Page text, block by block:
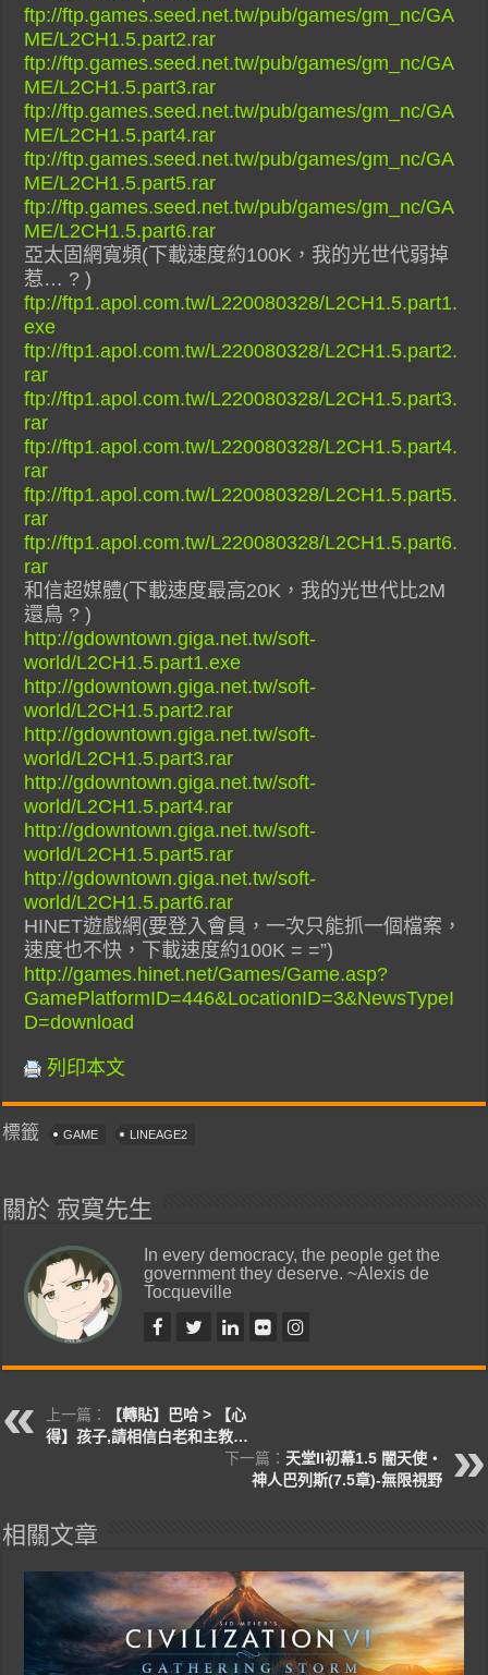
ftp://ftp.games.seed.net.tw/pub/games/gm_nc/GA
ME/L2CH1.5.part2.rar
ftp://ftp.games.seed.net.tw/pub/games/gm_nc/GA
ME/L2CH1.5.part3.rar
ftp://ftp.games.seed.net.tw/pub/games/gm_nc/GA
ME/L2CH1.5.part4.rar
ftp://ftp.games.seed.net.tw/pub/games/gm_nc/GA
ME/L2CH1.5.part5.rar
ftp://ftp.games.seed.net.tw/pub/games/gm_nc/GA
ME/L2CH1.5.part6.rar
亞太固網寬頻(下載速度約100K，我的光世代弱掉
惹… ? )
ftp://ftp1.apol.com.tw/L220080328/L2CH1.5.part1.
exe
ftp://ftp1.apol.com.tw/L220080328/L2CH1.5.part2.
rar
ftp://ftp1.apol.com.tw/L220080328/L2CH1.5.part3.
rar
ftp://ftp1.apol.com.tw/L220080328/L2CH1.5.part4.
rar
ftp://ftp1.apol.com.tw/L220080328/L2CH1.5.part5.
rar
ftp://ftp1.apol.com.tw/L220080328/L2CH1.5.part6.
rar
和信超媒體(下載速度最高20K，我的光世代比2M
還鳥 ? )
http://gdowntown.giga.net.tw/soft-
world/L2CH1.5.part1.exe
http://gdowntown.giga.net.tw/soft-
world/L2CH1.5.part2.rar
http://gdowntown.giga.net.tw/soft-
world/L2CH1.5.part3.rar
http://gdowntown.giga.net.tw/soft-
world/L2CH1.5.part4.rar
http://gdowntown.giga.net.tw/soft-
world/L2CH1.5.part5.rar
http://gdowntown.giga.net.tw/soft-
world/L2CH1.5.part6.rar
HINET遊戲網(要登入會員，一次只能抓一個檔案，
速度也不快，下載速度約100K = =”)
http://games.hinet.net/Games/Game.asp?
GamePlatformID=446&LocationID=3&NewsTypeI
D=download
列印本文
標籤 GAME LINEAGE2
關於 寂寞先生
In every democracy, the people get the
government they deserve. ~Alexis de
Tocqueville
上一篇：
【轉貼】巴哈 > 【心
得】孩子,請相信白老和主教…
下一篇： 天堂II初幕1.5 闇天使‧
神人巴列斯(7.5章)-無限視野
相關文章